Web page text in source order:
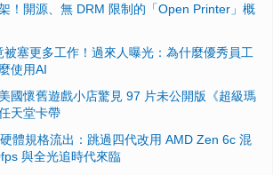
！開源、無 DRM 限制的「Open Printer」概
被塞更多工作！過來人曝光：為什麼優秀員工
使用AI
國懷舊遊戲小店驚見 97 片未公開版《超級瑪
天堂卡帶
體規格流出：跳過四代改用 AMD Zen 6c 混
與全光追時代來臨